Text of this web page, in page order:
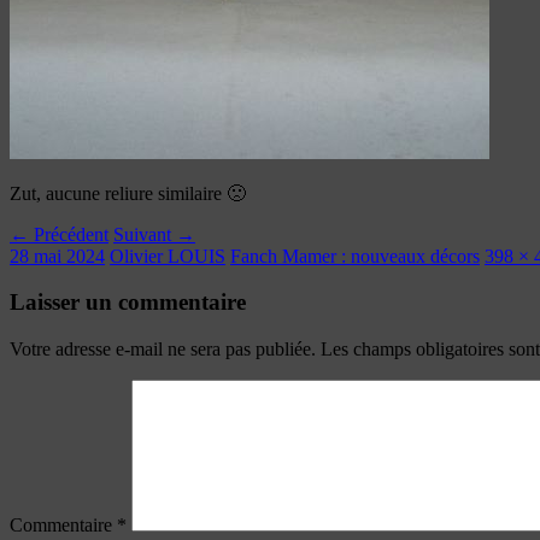
Zut, aucune reliure similaire 🙁
← Précédent Suivant →
28 mai 2024 Olivier LOUIS Fanch Mamer : nouveaux décors 398 ×
Laisser un commentaire
Votre adresse e-mail ne sera pas publiée. Les champs obligatoires
Commentaire *